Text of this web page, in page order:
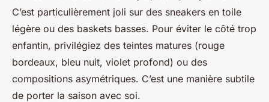
C’est particulièrement joli sur des sneakers en toile
légère ou des baskets basses. Pour éviter le côté trop
enfantin, privilégiez des teintes matures (rouge
bordeaux, bleu nuit, violet profond) ou des
compositions asymétriques. C’est une manière subtile
de porter la saison avec soi.